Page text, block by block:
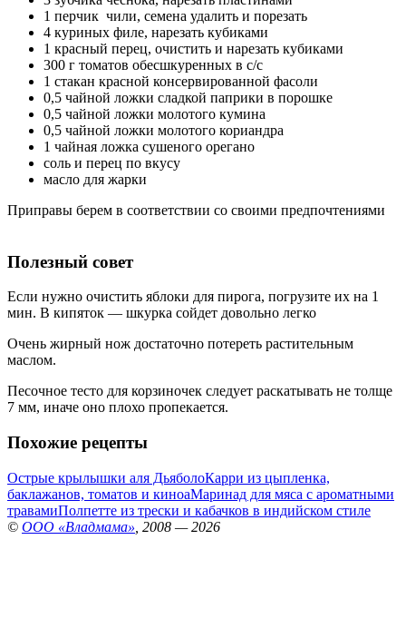
1 перчик чили, семена удалить и порезать
4 куриных филе, нарезать кубиками
1 красный перец, очистить и нарезать кубиками
300 г томатов обесшкуренных в с/с
1 стакан красной консервированной фасоли
0,5 чайной ложки сладкой паприки в порошке
0,5 чайной ложки молотого кумина
0,5 чайной ложки молотого кориандра
1 чайная ложка сушеного орегано
соль и перец по вкусу
масло для жарки
Приправы берем в соответствии со своими предпочтениями
Полезный совет
Если нужно очистить яблоки для пирога, погрузите их на 1
мин. В кипяток — шкурка сойдет довольно легко
Очень жирный нож достаточно потереть растительным
маслом.
Песочное тесто для корзиночек следует раскатывать не толще
7 мм, иначе оно плохо пропекается.
Похожие рецепты
Острые крылышки аля ДьяболоКарри из цыпленка,
баклажанов, томатов и киноаМаринад для мяса с ароматными
травамиПолпетте из трески и кабачков в индийском стиле
© ООО «Владмама» , 2008 — 2026